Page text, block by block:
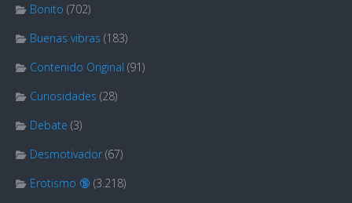
Bonito (702)
Buenas vibras (183)
Contenido Original (91)
Curiosidades (28)
Debate (3)
Desmotivador (67)
Erotismo 🔞 (3.218)